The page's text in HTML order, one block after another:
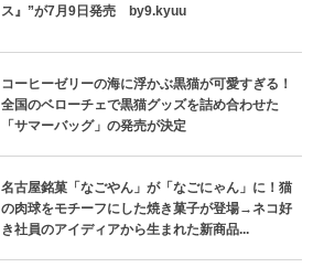
ス』”が7月9日発売 by9.kyuu
コーヒーゼリーの海に浮かぶ黒猫が可愛すぎる！
全国のベローチェで黒猫グッズを詰め合わせた
「サマーバッグ」の発売が決定
名古屋銘菓「なごやん」が「なごにゃん」に！猫
の肉球をモチーフにした焼き菓子が登場→ネコ好
き社員のアイディアから生まれた新商品...